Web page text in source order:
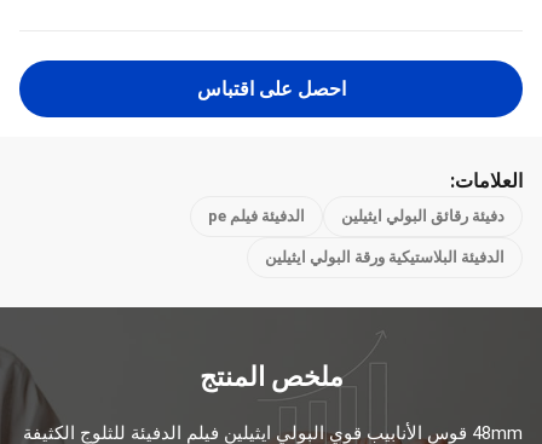
احصل على اقتباس
العلامات:
دفيئة رقائق البولي ايثيلين الدفيئة فيلم pe
الدفيئة البلاستيكية ورقة البولي ايثيلين
ملخص المنتج